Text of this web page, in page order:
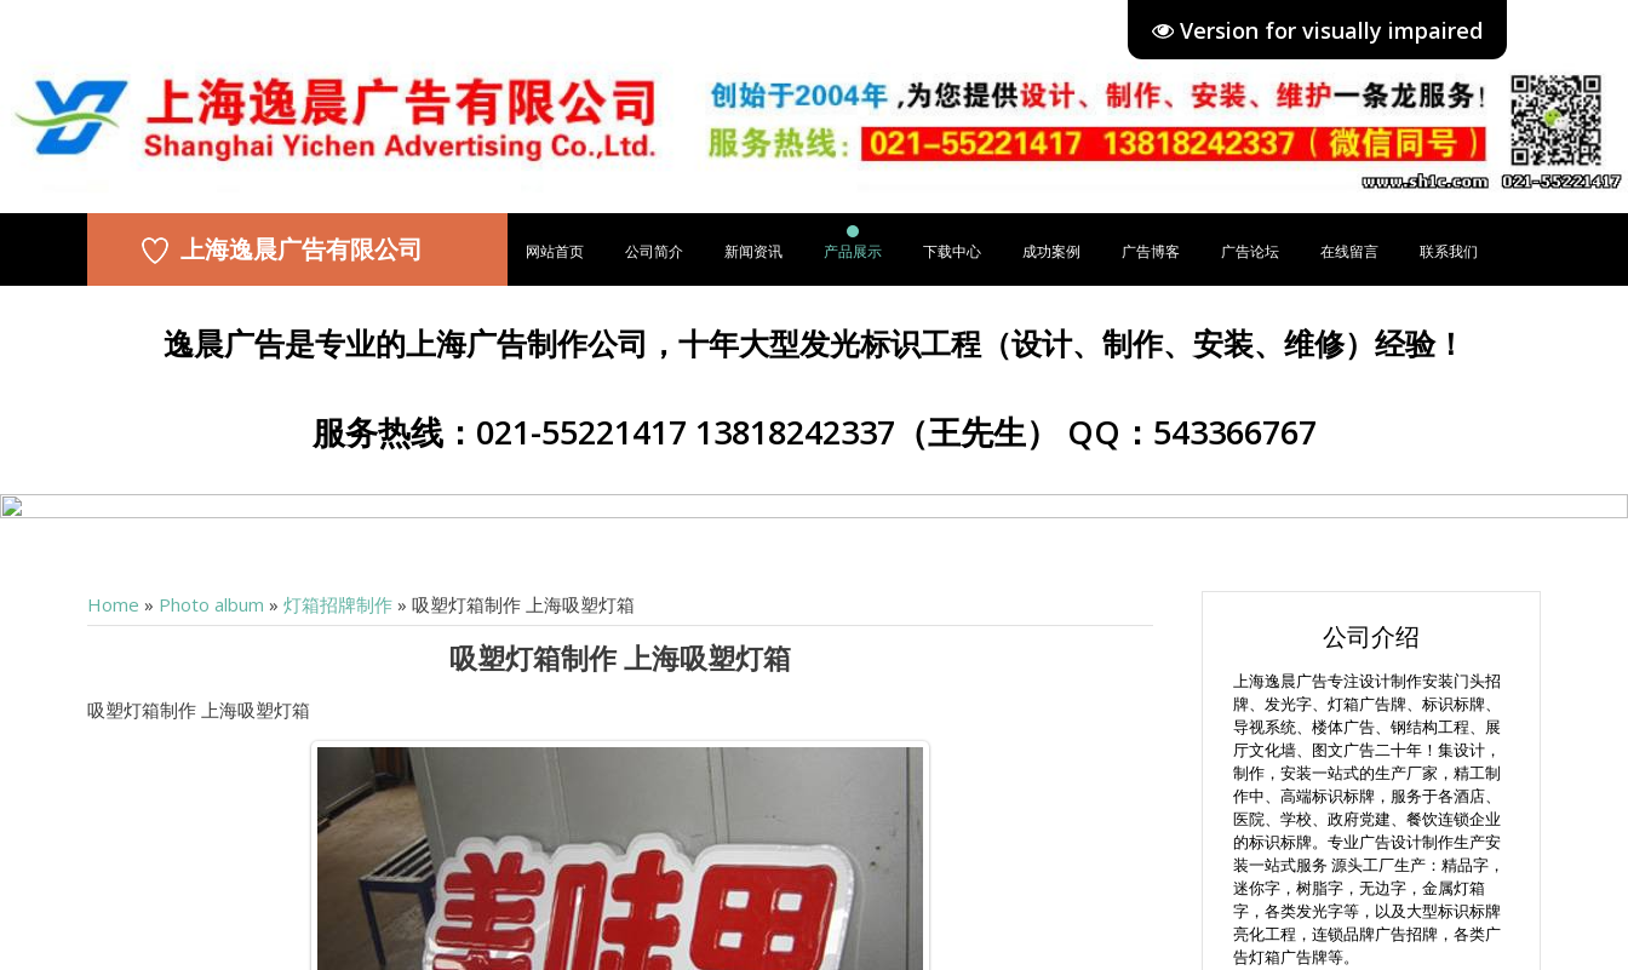
Version for visually impaired
上海逸晨广告有限公司 网站首页 公司简介 新闻资讯 产品展示 下载中心 成功案例 广告博客 广告论坛 在线留言 联系我们
逸晨广告是专业的上海广告制作公司，十年大型发光标识工程（设计、制作、安装、维修）经验！
服务热线：021-55221417 13818242337（王先生） QQ：543366767
Home » Photo album » 灯箱招牌制作 » 吸塑灯箱制作 上海吸塑灯箱
吸塑灯箱制作 上海吸塑灯箱
吸塑灯箱制作 上海吸塑灯箱
公司介绍
上海逸晨广告专注设计制作安装门头招
牌、发光字、灯箱广告牌、标识标牌、
导视系统、楼体广告、钢结构工程、展
厅文化墙、图文广告二十年！集设计，
制作，安装一站式的生产厂家，精工制
作中、高端标识标牌，服务于各酒店、
医院、学校、政府党建、餐饮连锁企业
的标识标牌。专业广告设计制作生产安
装一站式服务 源头工厂生产：精品字，
迷你字，树脂字，无边字，金属灯箱
字，各类发光字等，以及大型标识标牌
亮化工程，连锁品牌广告招牌，各类广
告灯箱广告牌等。